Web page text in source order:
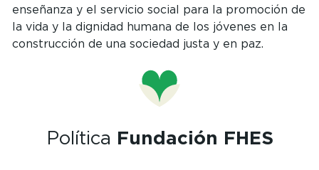
enseñanza y el servicio social para la promoción de
la vida y la dignidad humana de los jóvenes en la
construcción de una sociedad justa y en paz.
Política Fundación FHES